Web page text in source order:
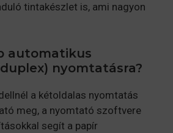
tintakészlet is, ami nagyon
automatikus
nyomtatásra?
a kétoldalas nyomtatás
meg, a nyomtató szoftvere
segít a papír